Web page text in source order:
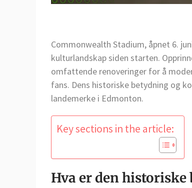
Commonwealth Stadium, åpnet 6.
kulturlandskap siden starten.
omfattende renoveringer for å
fans. Dens historiske betydning og
landemerke i Edmonton.
Key sections in the article:
Hva er den